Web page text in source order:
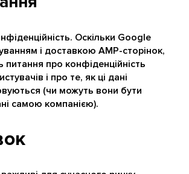
Оскільки Google
і доставкою AMP-сторінок,
питання про конфіденційність
і про те, як ці дані
(чи можуть вони бути
самою компанією).